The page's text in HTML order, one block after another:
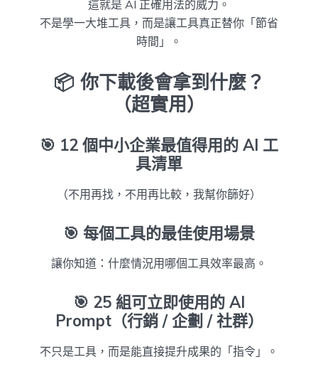
這就是 AI 正確用法的威力。
不是學一大堆工具，而是讓工具真正替你「節省
時間」。
📦 你下載後會拿到什麼？
（超實用）
🎯 12 個中小企業最值得用的 AI 工
具清單
（不用再找，不用再比較，我幫你篩好）
🎯 每個工具的最佳使用場景
讓你知道：什麼情況用哪個工具效率最高。
🎯 25 組可立即使用的 AI
Prompt（行銷 / 企劃 / 社群）
不只是工具，而是能直接提升成果的「指令」。